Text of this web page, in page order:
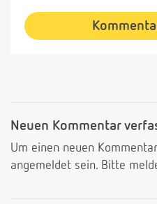
Neuen Kommentar
Um einen neuen
angemeldet sein. Bitte